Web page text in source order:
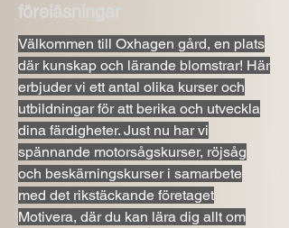
föreläsningar
Välkommen till Oxhagen gård, en plats
där kunskap och lärande blomstrar! Här
erbjuder vi ett antal olika kurser och
utbildningar för att berika och utveckla
dina färdigheter. Just nu har vi
spännande motorsågskurser, röjsåg
och beskärningskurser i samarbete
med det rikstäckande företaget
Motivera, där du kan lära dig allt om